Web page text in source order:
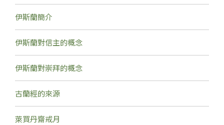
伊斯蘭簡介
伊斯蘭對信主的概念
伊斯蘭對崇拜的概念
古蘭經的來源
萊買丹齋戒月